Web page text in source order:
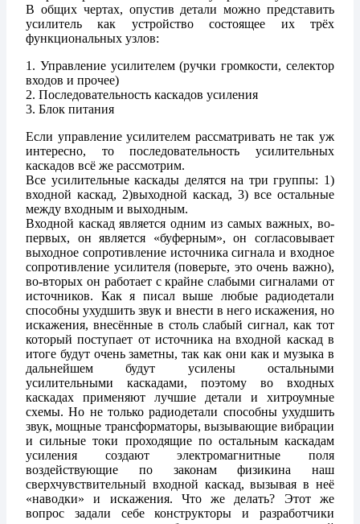
В общих чертах, опустив детали можно представить
усилитель как устройство состоящее их трёх
функциональных узлов:
1. Управление усилителем (ручки громкости, селектор
входов и прочее)
2. Последовательность каскадов усиления
3. Блок питания
Если управление усилителем рассматривать не так уж
интересно, то последовательность усилительных
каскадов всё же рассмотрим.
Все усилительные каскады делятся на три группы: 1)
входной каскад, 2)выходной каскад, 3) все остальные
между входным и выходным.
Входной каскад является одним из самых важных, во-
первых, он является «буферным», он согласовывает
выходное сопротивление источника сигнала и входное
сопротивление усилителя (поверьте, это очень важно),
во-вторых он работает с крайне слабыми сигналами от
источников. Как я писал выше любые радиодетали
способны ухудшить звук и внести в него искажения, но
искажения, внесённые в столь слабый сигнал, как тот
который поступает от источника на входной каскад в
итоге будут очень заметны, так как они как и музыка в
дальнейшем будут усилены остальными
усилительными каскадами, поэтому во входных
каскадах применяют лучшие детали и хитроумные
схемы. Но не только радиодетали способны ухудшить
звук, мощные трансформаторы, вызывающие вибрации
и сильные токи проходящие по остальным каскадам
усиления создают электромагнитные поля
воздействующие по законам физикина наш
сверхчувствительный входной каскад, вызывая в неё
«наводки» и искажения. Что же делать? Этот же
вопрос задали себе конструкторы и разработчики